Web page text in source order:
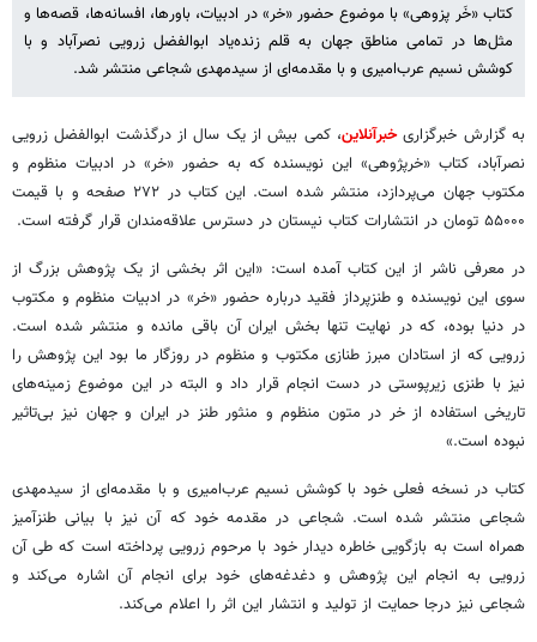
کتاب «خَر پزوهی» با موضوع حضور «خر» در ادبیات، باورها، افسانه‌ها، قصه‌ها و
مثل‌ها در تمامی مناطق جهان به قلم زنده‌یاد ابوالفضل زرویی نصرآباد و با
کوشش نسیم عرب‌امیری و با مقدمه‌ای از سیدمهدی شجاعی منتشر شد.
به گزارش خبرگزاریخبرآنلاین، کمی بیش از یک سال از درگذشت ابوالفضل زرویی
نصرآباد، کتاب «خرپژوهی» این نویسنده که به حضور «خر» در ادبیات منظوم و
مکتوب جهان می‌پردازد، منتشر شده است. این کتاب در ۲۷۲ صفحه و با قیمت
۵۵۰۰۰ تومان در انتشارات کتاب نیستان در دسترس علاقه‌مندان قرار گرفته است.
در معرفی ناشر از این کتاب آمده است: «این اثر بخشی از یک پژوهش بزرگ از
سوی این نویسنده و طنزپرداز فقید درباره حضور «خر» در ادبیات منظوم و مکتوب
در دنیا بوده، که در نهایت تنها بخش ایران آن باقی مانده و منتشر شده است.
زرویی که از استادان مبرز طنازی مکتوب و منظوم در روزگار ما بود این پژوهش را
نیز با طنزی زیرپوستی در دست انجام قرار داد و البته در این موضوع زمینه‌های
تاریخی استفاده از خر در متون منظوم و منثور طنز در ایران و جهان نیز بی‌تاثیر
نبوده است.»
کتاب در نسخه فعلی خود با کوشش نسیم عرب‌امیری و با مقدمه‌ای از سیدمهدی
شجاعی منتشر شده است. شجاعی در مقدمه خود که آن نیز با بیانی طنزآمیز
همراه است به بازگویی خاطره دیدار خود با مرحوم زرویی پرداخته است که طی آن
زرویی به انجام این پژوهش و دغدغه‌های خود برای انجام آن اشاره می‌کند و
شجاعی نیز درجا حمایت از تولید و انتشار این اثر را اعلام می‌کند.